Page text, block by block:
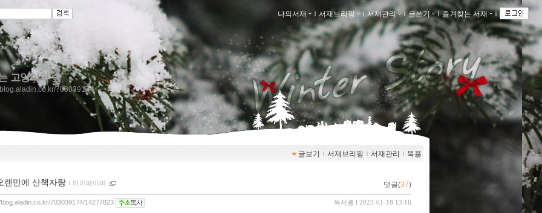
나의서재 ｌ 서재브리핑 ｌ 서재관리 ｌ글쓰기 ｌ즐겨찾는 서재 ｌ
고양이의 숲
703039174
글보기 ｌ 서재브리핑 ｌ 서재관리 ｌ 북플
랜만에 산책자랑 ｌ 마이페이퍼 댓글(37)
독서괭 l 2023-01-18 13:16
703039174/14277823